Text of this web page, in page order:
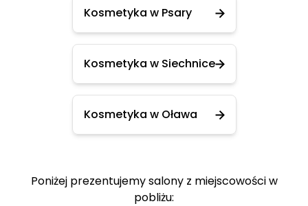
Kosmetyka w Psary
Kosmetyka w Siechnice
Kosmetyka w Oława
Poniżej prezentujemy salony z miejscowości w
pobliżu: